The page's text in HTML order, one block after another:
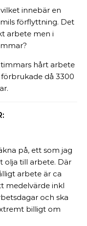
innebär en
förflyttning. Det
arbete men i
hårt arbete
då 3300
på, ett som jag
olja till arbete. Där
arbete är ca
medelvärde inkl
och ska
billigt om